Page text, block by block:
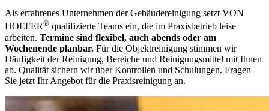
Als erfahrenes Unternehmen der Gebäudereinigung setzt VON
HOEFER® qualifizierte Teams ein, die im Praxisbetrieb leise
arbeiten. Termine sind flexibel, auch abends oder am
Wochenende planbar. Für die Objektreinigung stimmen wir
Häufigkeit der Reinigung, Bereiche und Reinigungsmittel mit Ihnen
ab. Qualität sichern wir über Kontrollen und Schulungen. Fragen
Sie jetzt Ihr Angebot für die Praxisreinigung an.